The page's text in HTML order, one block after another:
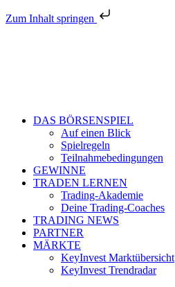
Zum Inhalt springen
DAS BÖRSENSPIEL
Auf einen Blick
Spielregeln
Teilnahmebedingungen
GEWINNE
TRADEN LERNEN
Trading-Akademie
Deine Trading-Coaches
TRADING NEWS
PARTNER
MÄRKTE
KeyInvest Marktübersicht
KeyInvest Trendradar